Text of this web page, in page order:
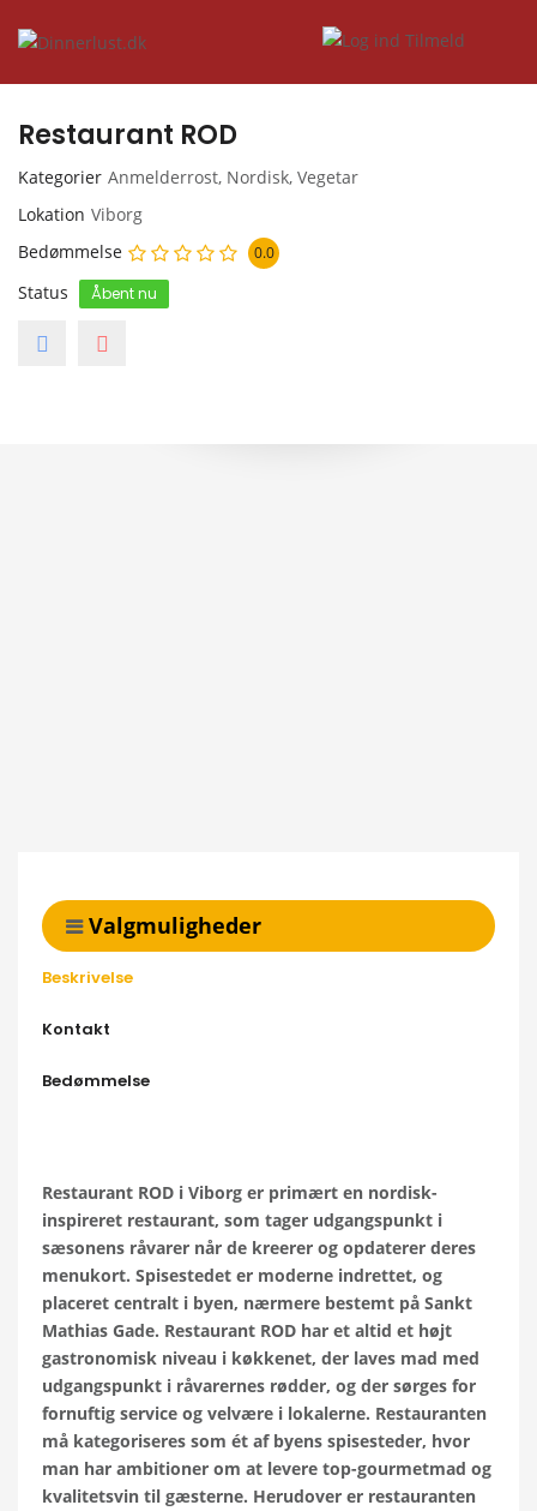
Restaurant ROD
Kategorier Anmelderrost, Nordisk, Vegetar
Lokation Viborg
Bedømmelse
0.0
Status Åbent nu
Valgmuligheder
Beskrivelse
Kontakt
Bedømmelse
Restaurant ROD i Viborg er primært en nordisk-
inspireret restaurant, som tager udgangspunkt i
sæsonens råvarer når de kreerer og opdaterer deres
menukort. Spisestedet er moderne indrettet, og
placeret centralt i byen, nærmere bestemt på Sankt
Mathias Gade. Restaurant ROD har et altid et højt
gastronomisk niveau i køkkenet, der laves mad med
udgangspunkt i råvarernes rødder, og der sørges for
fornuftig service og velvære i lokalerne. Restauranten
må kategoriseres som ét af byens spisesteder, hvor
man har ambitioner om at levere top-gourmetmad og
kvalitetsvin til gæsterne. Herudover er restauranten